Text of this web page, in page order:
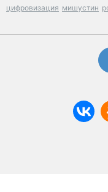
цифровизация мишустин